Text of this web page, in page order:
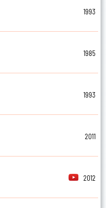
1993
1985
1993
2011
2012